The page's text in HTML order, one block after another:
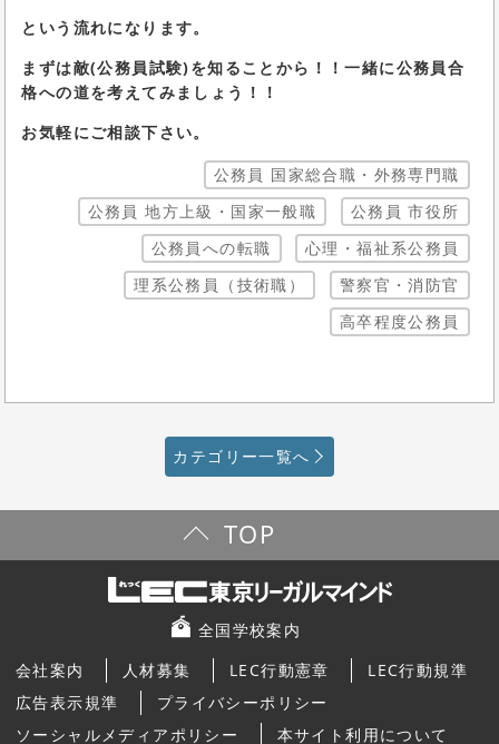
という流れになります。
まずは敵(公務員試験)を知ることから！！一緒に公務員合
格への道を考えてみましょう！！
お気軽にご相談下さい。
公務員 国家総合職・外務専門職
公務員 地方上級・国家一般職
公務員 市役所
公務員への転職
心理・福祉系公務員
理系公務員（技術職）
警察官・消防官
高卒程度公務員
カテゴリー一覧へ
TOP
全国学校案内
会社案内
人材募集 LEC行動憲章
LEC行動規準
広告表示規準
プライバシーポリシー
ソーシャルメディアポリシー
本サイト利用について